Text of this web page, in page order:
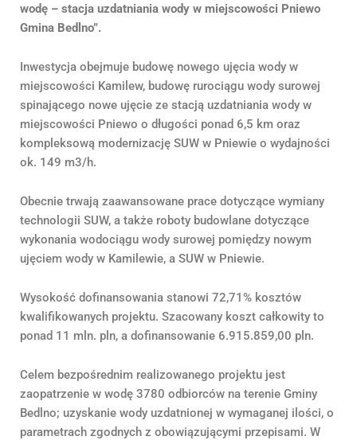
wodę – stacja uzdatniania wody w miejscowości Pniewo
Gmina Bedlno”.
Inwestycja obejmuje budowę nowego ujęcia wody w
miejscowości Kamilew, budowę rurociągu wody surowej
spinającego nowe ujęcie ze stacją uzdatniania wody w
miejscowości Pniewo o długości ponad 6,5 km oraz
kompleksową modernizację SUW w Pniewie o wydajności
ok. 149 m3/h.
Obecnie trwają zaawansowane prace dotyczące wymiany
technologii SUW, a także roboty budowlane dotyczące
wykonania wodociągu wody surowej pomiędzy nowym
ujęciem wody w Kamilewie, a SUW w Pniewie.
Wysokość dofinansowania stanowi 72,71% kosztów
kwalifikowanych projektu. Szacowany koszt całkowity to
ponad 11 mln. pln, a dofinansowanie 6.915.859,00 pln.
Celem bezpośrednim realizowanego projektu jest
zaopatrzenie w wodę 3780 odbiorców na terenie Gminy
Bedlno; uzyskanie wody uzdatnionej w wymaganej ilości, o
parametrach zgodnych z obowiązującymi przepisami. W